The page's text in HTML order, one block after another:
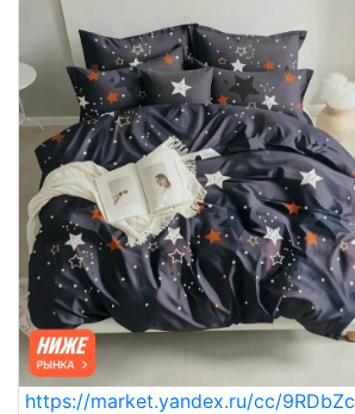
https://market.yandex.ru/cc/9RDbZc